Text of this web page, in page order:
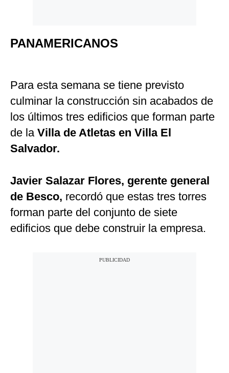
PANAMERICANOS
Para esta semana se tiene previsto
culminar la construcción sin acabados de
los últimos tres edificios que forman parte
de la Villa de Atletas en Villa El
Salvador.
Javier Salazar Flores, gerente general
de Besco, recordó que estas tres torres
forman parte del conjunto de siete
edificios que debe construir la empresa.